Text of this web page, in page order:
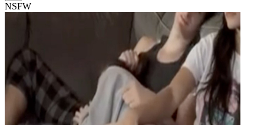
NSFW